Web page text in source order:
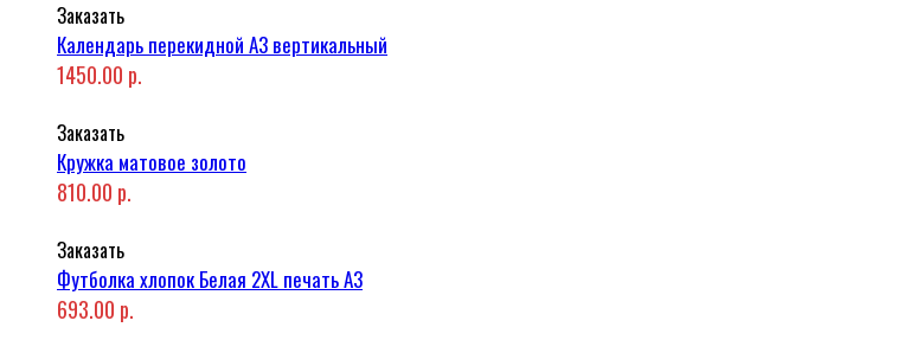
Заказать
Календарь перекидной А3 вертикальный
1450.00 р.
Заказать
Кружка матовое золото
810.00 р.
Заказать
Футболка хлопок Белая 2XL печать A3
693.00 р.